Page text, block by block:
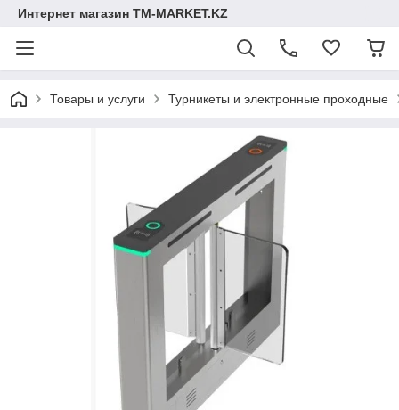
Интернет магазин TM-MARKET.KZ
Товары и услуги Турникеты и электронные проходные